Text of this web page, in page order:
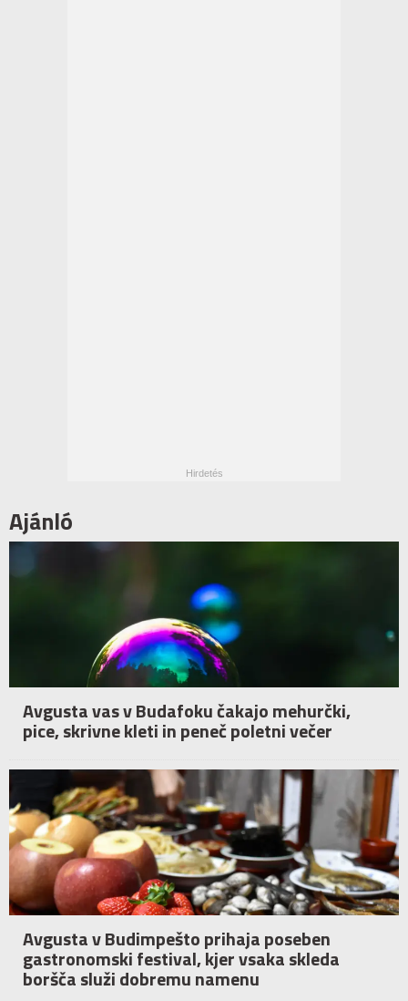
Ajánló
Avgusta vas v Budafoku čakajo mehurčki,
pice, skrivne kleti in peneč poletni večer
Avgusta v Budimpešto prihaja poseben
gastronomski festival, kjer vsaka skleda
boršča služi dobremu namenu